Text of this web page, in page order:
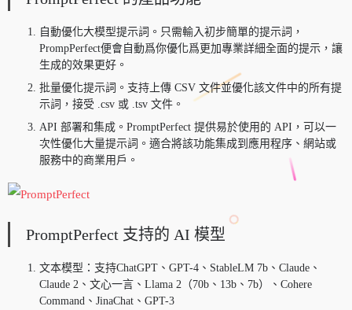
自動優化大模型提示詞。只需輸入初步簡單的提示詞，
PrompPerfect便會自動爲你優化爲更加專業詳細全面的提示，讓
生成的效果更好。
批量優化提示詞。支持上傳 CSV 文件並優化該文件中的所有提
示詞，接受 .csv 或 .tsv 文件。
API 部署和集成。PromptPerfect 提供易於使用的 API，可以一
次性優化大量提示詞。適合將該功能集成到應用程序、網站或
服務中的商業用戶。
PromptPerfect 支持的 AI 模型
文本模型：支持ChatGPT、GPT-4、StableLM 7b、Claude、
Claude 2、文心一言、Llama 2（70b、13b、7b）、Cohere
Command、JinaChat、GPT-3